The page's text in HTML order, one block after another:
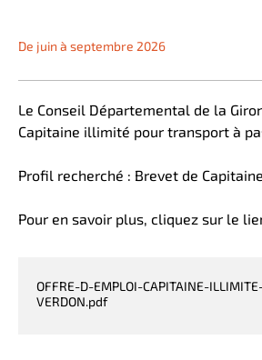
De juin à septembre 2026
Le Conseil Départemental de la
Capitaine illimité pour transport à
Profil recherché : Brevet de
Pour en savoir plus, cliquez sur le
OFFRE-D-EMPLOI-CAPITAINE-
VERDON.pdf